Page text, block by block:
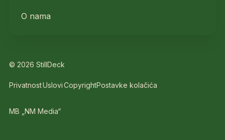
O nama
© 2026 StillDeck
PrivatnostUsloviCopyrightPostavke kolačića
MB „NM Media“